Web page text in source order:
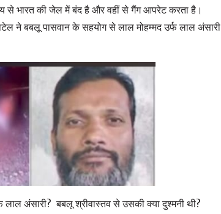
से भारत की जेल में बंद है और वहीं से गैंग आपरेट करता है।
ने बबलू पासवान के सहयोग से लाल मोहम्मद उर्फ लाल अंसारी
लाल अंसारी? बबलू श्रीवास्तव से उसकी क्या दुश्मनी थी?